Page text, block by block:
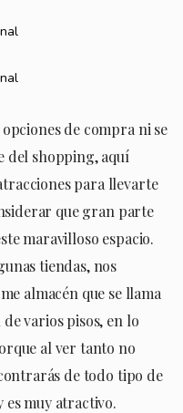
de compra ni se
del shopping, aquí
para llevarte
que gran parte
maravilloso espacio.
tiendas, nos
almacén que se llama
varios pisos, en lo
al ver tanto no
de todo tipo de
es muy atractivo.